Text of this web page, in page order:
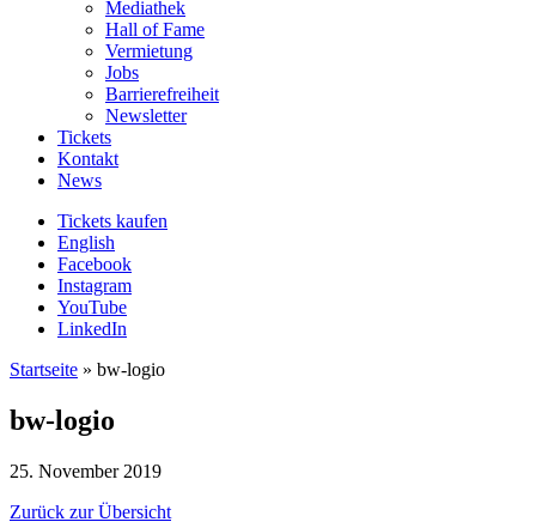
Mediathek
Hall of Fame
Vermietung
Jobs
Barrierefreiheit
Newsletter
Tickets
Kontakt
News
Tickets kaufen
English
Facebook
Instagram
YouTube
LinkedIn
Startseite » bw-logio
bw-logio
25. November 2019
Zurück zur Übersicht